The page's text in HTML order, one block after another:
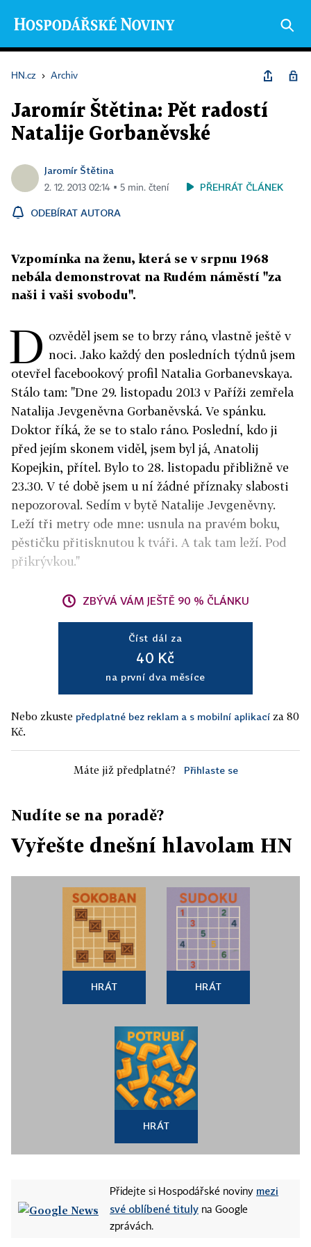
HN.cz › Archiv
Jaromír Štětina: Pět radostí
Natalije Gorbaněvské
Jaromír Štětina
2. 12. 2013 02:14 ▪ 5 min. čtení PŘEHRÁT ČLÁNEK
ODEBÍRAT AUTORA
Vzpomínka na ženu, která se v srpnu 1968
nebála demonstrovat na Rudém náměstí "za
naši i vaši svobodu".
D ozvěděl jsem se to brzy ráno, vlastně ještě v
noci. Jako každý den posledních týdnů jsem
otevřel facebookový profil Natalia Gorbanevskaya.
Stálo tam: "Dne 29. listopadu 2013 v Paříži zemřela
Natalija Jevgeněvna Gorbaněvská. Ve spánku.
Doktor říká, že se to stalo ráno. Poslední, kdo ji
před jejím skonem viděl, jsem byl já, Anatolij
Kopejkin, přítel. Bylo to 28. listopadu přibližně ve
23.30. V té době jsem u ní žádné příznaky slabosti
nepozoroval. Sedím v bytě Natalije Jevgeněvny.
Leží tři metry ode mne: usnula na pravém boku,
pěstičku přitisknutou k tváři. A tak tam leží. Pod
přikrývkou."
ZBÝVÁ VÁM JEŠTĚ 90 % ČLÁNKU
Číst dál za
40 Kč
na první dva měsíce
Nebo zkuste předplatné bez reklam a s mobilní aplikací za 80
Kč.
Máte již předplatné? Přihlaste se
Nudíte se na poradě?
Vyřešte dnešní hlavolam HN
HRÁT HRÁT
HRÁT
Přidejte si Hospodářské noviny mezi
své oblíbené tituly na Google
zprávách.